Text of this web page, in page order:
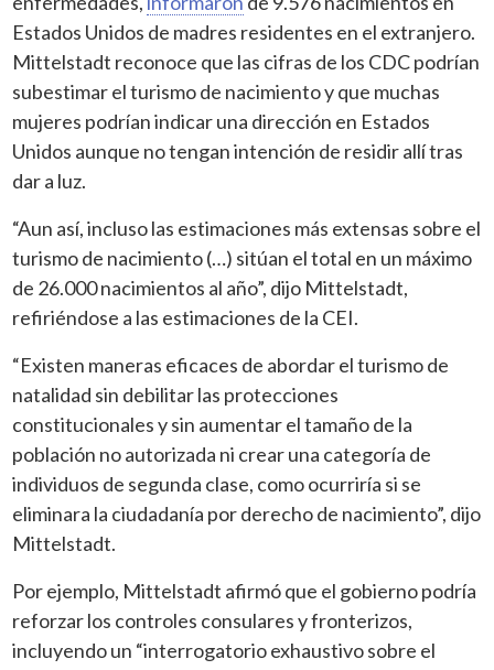
Estados Unidos de madres residentes en el extranjero.
Mittelstadt reconoce que las cifras de los CDC podrían
subestimar el turismo de nacimiento y que muchas
mujeres podrían indicar una dirección en Estados
Unidos aunque no tengan intención de residir allí tras
dar a luz.
“Aun así, incluso las estimaciones más extensas sobre el
turismo de nacimiento (…) sitúan el total en un máximo
de 26.000 nacimientos al año”, dijo Mittelstadt,
refiriéndose a las estimaciones de la CEI.
“Existen maneras eficaces de abordar el turismo de
natalidad sin debilitar las protecciones
constitucionales y sin aumentar el tamaño de la
población no autorizada ni crear una categoría de
individuos de segunda clase, como ocurriría si se
eliminara la ciudadanía por derecho de nacimiento”, dijo
Mittelstadt.
Por ejemplo, Mittelstadt afirmó que el gobierno podría
reforzar los controles consulares y fronterizos,
incluyendo un “interrogatorio exhaustivo sobre el